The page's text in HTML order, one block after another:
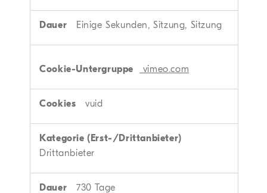
Einige Sekunden, Sitzung, Sitzung
vimeo.com
vuid
Drittanbieter
730 Tage